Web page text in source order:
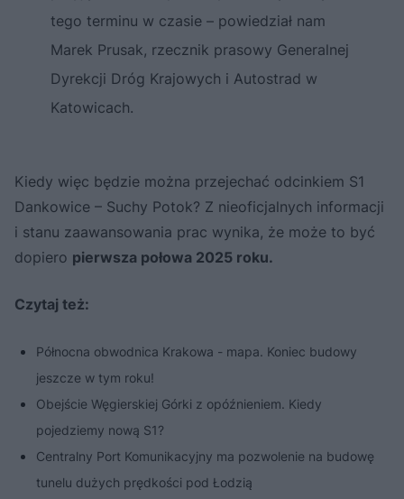
tego terminu w czasie – powiedział nam
Marek Prusak, rzecznik prasowy Generalnej
Dyrekcji Dróg Krajowych i Autostrad w
Katowicach.
Kiedy więc będzie można przejechać odcinkiem S1
Dankowice – Suchy Potok? Z nieoficjalnych informacji
i stanu zaawansowania prac wynika, że może to być
dopiero pierwsza połowa 2025 roku.
Czytaj też:
Północna obwodnica Krakowa - mapa. Koniec budowy
jeszcze w tym roku!
Obejście Węgierskiej Górki z opóźnieniem. Kiedy
pojedziemy nową S1?
Centralny Port Komunikacyjny ma pozwolenie na budowę
tunelu dużych prędkości pod Łodzią